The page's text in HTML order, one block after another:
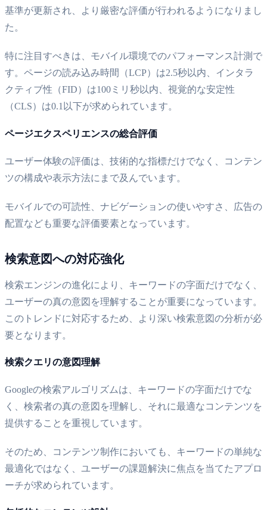
基準が更新され、より厳密な評価が行われるようになりまし
た。
特に注目すべきは、モバイル環境でのパフォーマンス計測で
す。ページの読み込み時間（LCP）は2.5秒以内、インタラ
クティブ性（FID）は100ミリ秒以内、視覚的な安定性
（CLS）は0.1以下が求められています。
ページエクスペリエンスの総合評価
ユーザー体験の評価は、技術的な指標だけでなく、コンテン
ツの構成や表示方法にまで及んでいます。
モバイルでの可読性、ナビゲーションの使いやすさ、広告の
配置なども重要な評価要素となっています。
検索意図への対応強化
検索エンジンの進化により、キーワードの字面だけでなく、
ユーザーの真の意図を理解することが重要になっています。
このトレンドに対応するため、より深い検索意図の分析が必
要となります。
検索クエリの意図理解
Googleの検索アルゴリズムは、キーワードの字面だけでな
く、検索者の真の意図を理解し、それに最適なコンテンツを
提供することを重視しています。
そのため、コンテンツ制作においても、キーワードの単純な
最適化ではなく、ユーザーの課題解決に焦点を当てたアプロ
ーチが求められています。